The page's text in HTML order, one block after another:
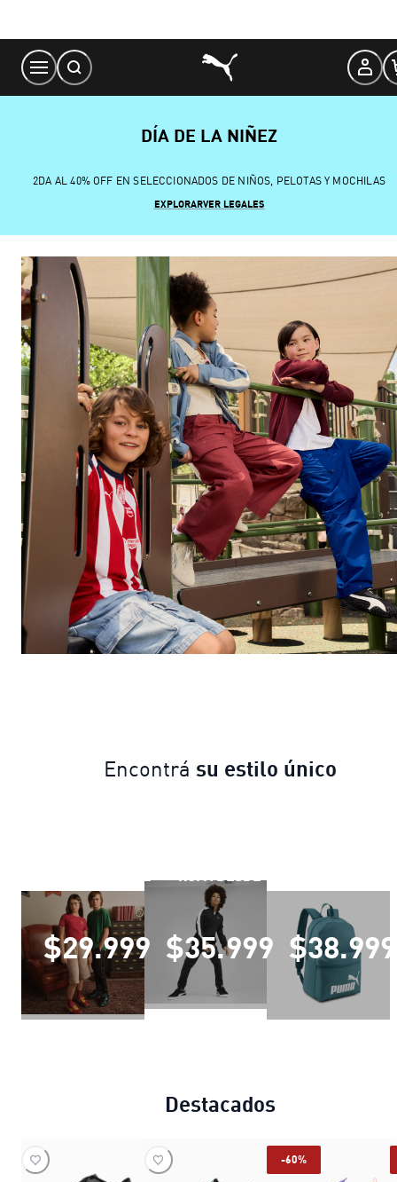
Content
DÍA DE LA NIÑEZ
2DA AL 40% OFF EN SELECCIONADOS DE NIÑOS, PELOTAS Y MOCHILAS
EXPLORARVER LEGALES
Encontrá su estilo único
$29.999 $35.999 $38.999
Destacados
-60%